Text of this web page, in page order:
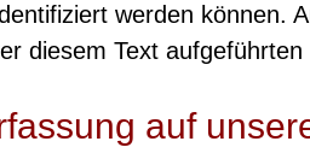
werden können.
diesem Text
auf